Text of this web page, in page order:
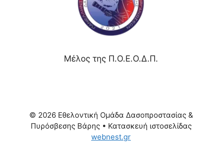
Μέλος της Π.Ο.Ε.Ο.Δ.Π.
© 2026 Εθελοντική Ομάδα Δασοπροστασίας &
Πυρόσβεσης Βάρης• Κατασκευή ιστοσελίδας
webnest.gr